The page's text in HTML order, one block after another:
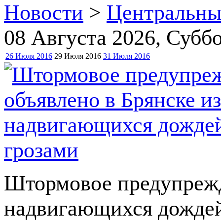
Новости >
08 Августа 2026,
26 Июля 2016 29 Июля 2016 31 Июля 2016
Штормовое
надвигающихся